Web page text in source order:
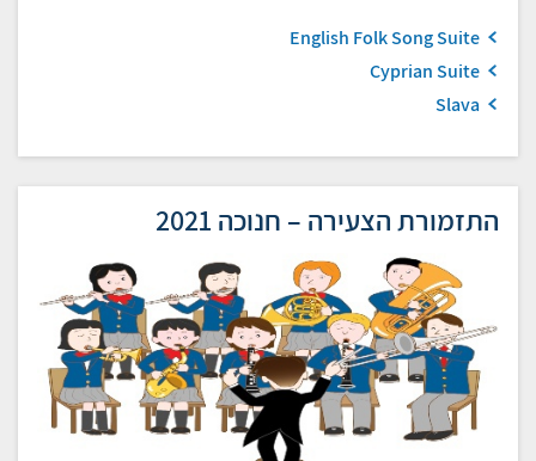
English Folk Song Suite
Cyprian Suite
Slava
התזמורת הצעירה – חנוכה 2021